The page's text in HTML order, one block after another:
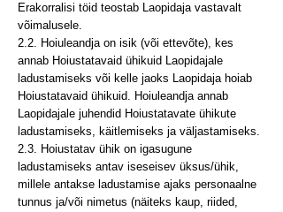
Erakorralisi töid teostab Laopidaja vastavalt
võimalusele.
2.2. Hoiuleandja on isik (või ettevõte), kes
annab Hoiustatavaid ühikuid Laopidajale
ladustamiseks või kelle jaoks Laopidaja hoiab
Hoiustatavaid ühikuid. Hoiuleandja annab
Laopidajale juhendid Hoiustatavate ühikute
ladustamiseks, käitlemiseks ja väljastamiseks.
2.3. Hoiustatav ühik on igasugune
ladustamiseks antav iseseisev üksus/ühik,
millele antakse ladustamise ajaks personaalne
tunnus ja/või nimetus (näiteks kaup, riided,